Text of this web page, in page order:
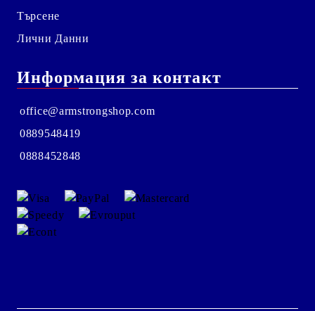
Търсене
Лични Данни
Информация за контакт
office@armstrongshop.com
0889548419
0888452848